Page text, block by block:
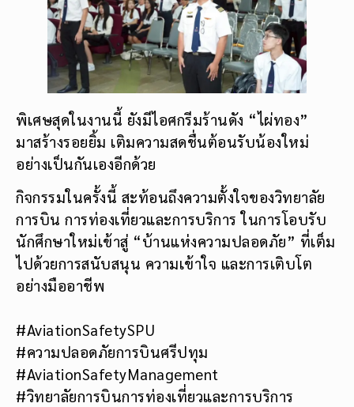
พิเศษสุดในงานนี้ ยังมีไอศกรีมร้านดัง “ไผ่ทอง”
มาสร้างรอยยิ้ม เติมความสดชื่นต้อนรับน้องใหม่
อย่างเป็นกันเองอีกด้วย
กิจกรรมในครั้งนี้ สะท้อนถึงความตั้งใจของวิทยาลัย
การบิน การท่องเที่ยวและการบริการ ในการโอบรับ
นักศึกษาใหม่เข้าสู่ “บ้านแห่งความปลอดภัย” ที่เต็ม
ไปด้วยการสนับสนุน ความเข้าใจ และการเติบโต
อย่างมืออาชีพ
#AviationSafetySPU
#ความปลอดภัยการบินศรีปทุม
#AviationSafetyManagement
#วิทยาลัยการบินการท่องเที่ยวและการบริการ